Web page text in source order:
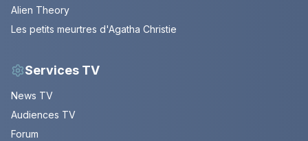
Alien Theory
Les petits meurtres d'Agatha Christie
Services TV
News TV
Audiences TV
Forum